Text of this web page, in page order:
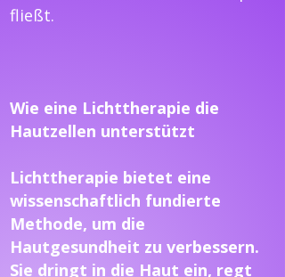
fließt.
Wie eine Lichttherapie die
Hautzellen unterstützt
Lichttherapie bietet eine
wissenschaftlich fundierte
Methode, um die
Hautgesundheit zu verbessern.
Sie dringt in die Haut ein, regt